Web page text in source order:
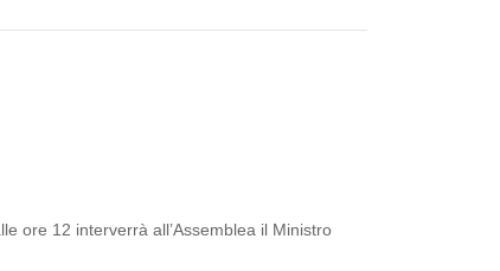
ore 12 interverrà all’Assemblea il Ministro